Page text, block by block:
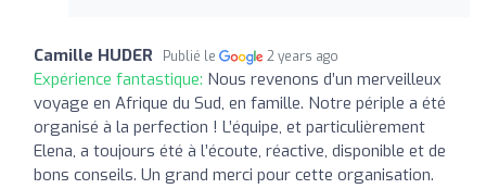
Camille HUDER Publié le 2 years ago
Expérience fantastique: Nous revenons d’un merveilleux
voyage en Afrique du Sud, en famille. Notre périple a été
organisé à la perfection ! L’équipe, et particulièrement
Elena, a toujours été à l’écoute, réactive, disponible et de
bons conseils. Un grand merci pour cette organisation.